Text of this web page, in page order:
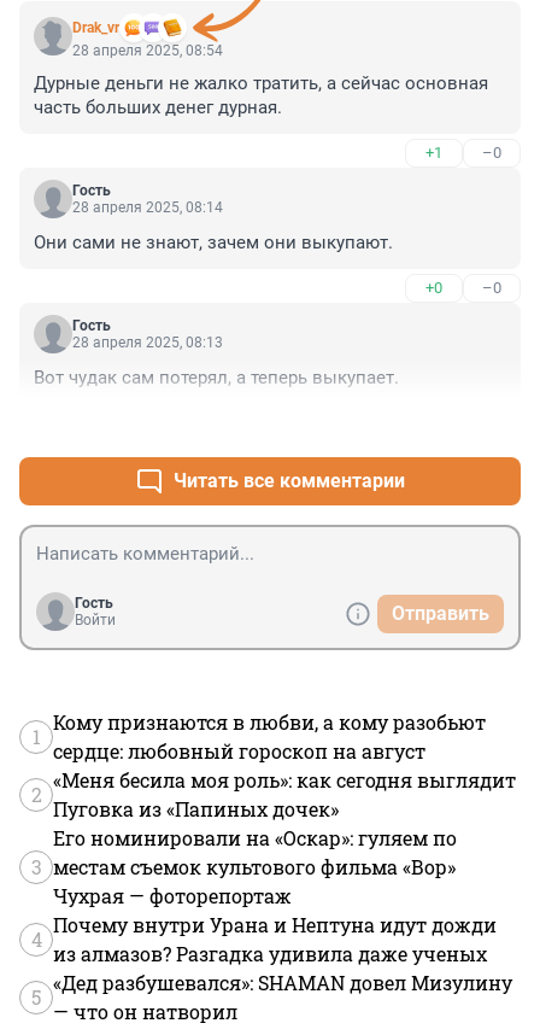
Drak_vr
28 апреля 2025, 08:54
Дурные деньги не жалко тратить, а сейчас основная
часть больших денег дурная.
+1 –0
Гость
28 апреля 2025, 08:14
Они сами не знают, зачем они выкупают.
+0 –0
Гость
28 апреля 2025, 08:13
Вот чудак сам потерял, а теперь выкупает.
Читать все комментарии
Гость
Войти
Отправить
1
Кому признаются в любви, а кому разобьют
сердце: любовный гороскоп на август
2
«Меня бесила моя роль»: как сегодня выглядит
Пуговка из «Папиных дочек»
3
Его номинировали на «Оскар»: гуляем по
местам съемок культового фильма «Вор»
Чухрая — фоторепортаж
4
Почему внутри Урана и Нептуна идут дожди
из алмазов? Разгадка удивила даже ученых
5
«Дед разбушевался»: SHAMAN довел Мизулину
— что он натворил